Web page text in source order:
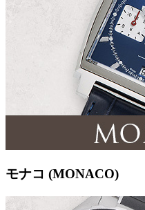
モナコ (MONACO)